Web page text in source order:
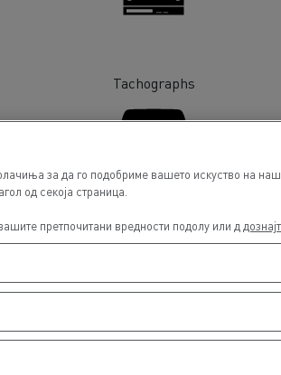
Tachographs
Glass Replacement
за да го подобриме вашето искуство на
од секоја страница.
претпочитани вредности подолу или д